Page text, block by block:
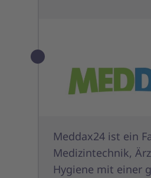
Meddax24 ist ein
Medizintechnik,
Hygiene mit einer